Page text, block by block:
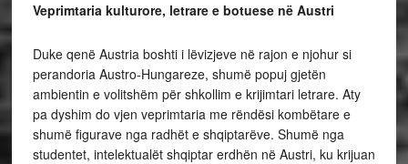
Veprimtaria kulturore, letrare e botuese në Austri
Duke qenë Austria boshti i lëvizjeve në rajon e njohur si
perandoria Austro-Hungareze, shumë popuj gjetën
ambientin e volitshëm për shkollim e krijimtari letrare. Aty
pa dyshim do vjen veprimtaria me rëndësi kombëtare e
shumë figurave nga radhët e shqiptarëve. Shumë nga
studentet, intelektualët shqiptar erdhën në Austri, ku krijuan